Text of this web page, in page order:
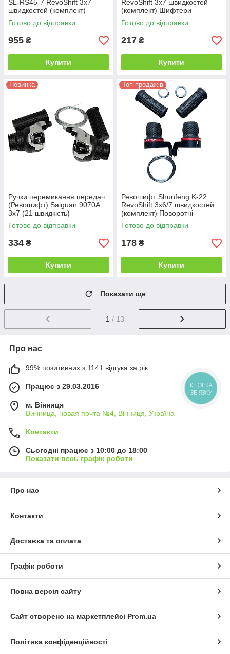
SL-RS45-7 RevoShift 3х7
швидкостей (комплект)
Шифтери поворотного типу
для велосипеда, 21
Готово до відправки
955 ₴
Купити
RevoShift 3х7 швидкостей
(комплект) Шифтери
поворотного типу з грипсами
для велосипеда, 21
Готово до відправки
217 ₴
Купити
Новинка
Ручки перемикання передач
(Ревошифт) Saiguan 9070A
3х7 (21 швидкість) —
Комплект із тросами та
грипами
Готово до відправки
334 ₴
Купити
Топ продажів
Ревошифт Shunfeng K-22
RevoShift 3х6/7 швидкостей
(комплект) Поворотні
шифтери з грипсами для
велосипеда, 18-21 швидкість
Готово до відправки
178 ₴
Купити
Показати ще
1 / 13
Про нас
99% позитивних з 1141 відгука за рік
Працює з 29.03.2016
м. Вінниця
Винница, новая почта №4, Вінниця, Україна
Контакти
Сьогодні працює з 10:00 до 18:00
Показати весь графік роботи
Про нас
Контакти
Доставка та оплата
Графік роботи
Повна версія сайту
Сайт створено на маркетплейсі Prom.ua
Політика конфіденційності
КНОПКА
ЗВ'ЯЗКУ